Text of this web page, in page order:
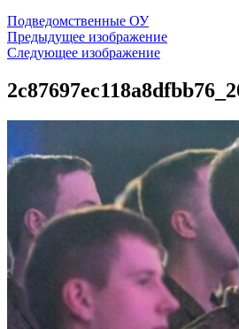
Подведомственные ОУ
Предыдущее изображение
Следующее изображение